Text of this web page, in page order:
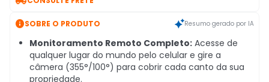
SOBRE O PRODUTO Resumo gerado por IA
Monitoramento Remoto Completo: Acesse de
qualquer lugar do mundo pelo celular e gire a
câmera (355°/100°) para cobrir cada canto da sua
propriedade.